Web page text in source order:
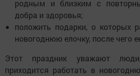
родным и близким с
добра и здоровья;
положить подарки, о которых
новогоднюю елочку, после чего
Этот праздник уважают
приходится работать в